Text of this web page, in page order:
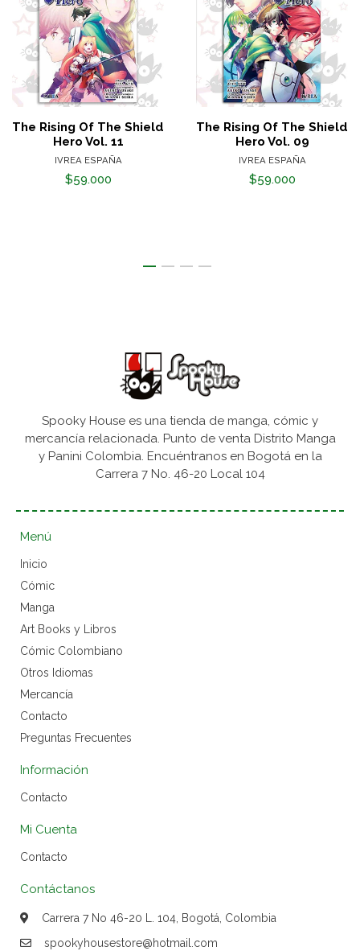
The Rising Of The Shield
Hero Vol. 11
IVREA ESPAÑA
$59.000
The Rising Of The Shield
Hero Vol. 09
IVREA ESPAÑA
$59.000
Spooky House es una tienda de manga, cómic y
mercancía relacionada. Punto de venta Distrito Manga
y Panini Colombia. Encuéntranos en Bogotá en la
Carrera 7 No. 46-20 Local 104
Menú
Inicio
Cómic
Manga
Art Books y Libros
Cómic Colombiano
Otros Idiomas
Mercancía
Contacto
Preguntas Frecuentes
Información
Contacto
Mi Cuenta
Contacto
Contáctanos
Carrera 7 No 46-20 L. 104, Bogotá, Colombia
spookyhousestore@hotmail.com